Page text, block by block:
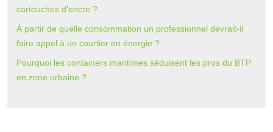
cartouches d’encre ?
À partir de quelle consommation un professionnel devrait-il
faire appel à un courtier en énergie ?
Pourquoi les containers maritimes séduisent les pros du BTP
en zone urbaine ?